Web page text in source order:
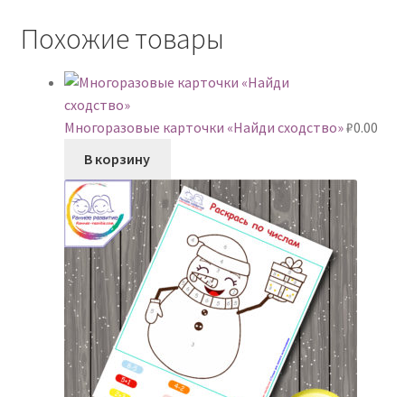
Похожие товары
Многоразовые карточки «Найди сходство»₽0.00
В корзину